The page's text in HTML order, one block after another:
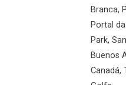
Branca,
Portal
Park,
Buenos
Canadá,